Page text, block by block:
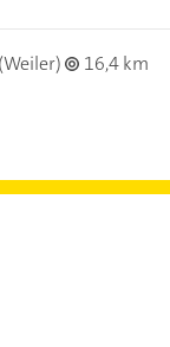
(Weiler)
16,4 km